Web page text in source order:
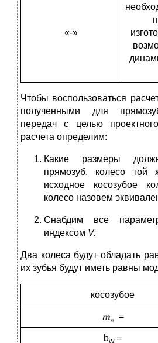
«-»
Чтобы воспользоваться
полученными для
передач с целью
расчета определим:
Какие размеры
прямозуб. колесо той
исходное косозубое
колесо назовем
Снабдим все
индексом V.
Два колеса будут обладать
их зубья будут иметь равны
косозубое
=
bw =